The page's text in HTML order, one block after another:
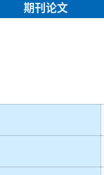
期刊论文